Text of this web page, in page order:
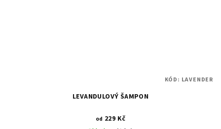
LEVANDULOVÝ ŠAMPON
od 229 Kč
KÓD: LAVENDER